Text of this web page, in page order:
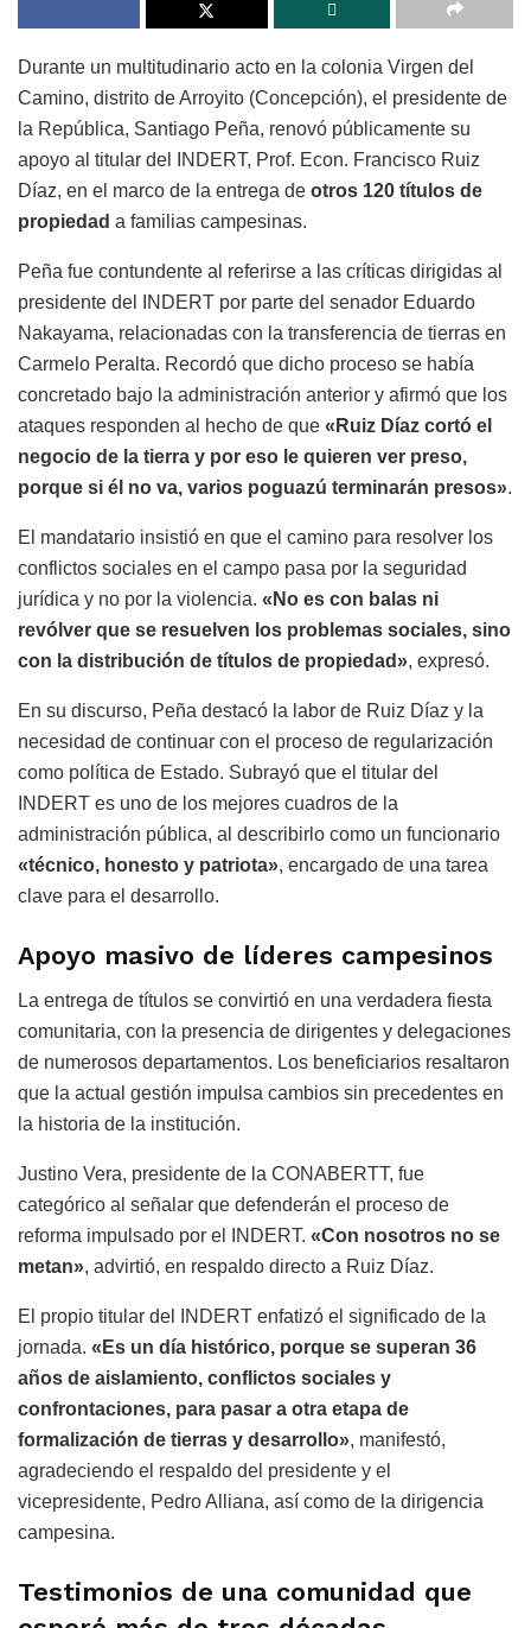
Durante un multitudinario acto en la colonia Virgen del
Camino, distrito de Arroyito (Concepción), el presidente de
la República, Santiago Peña, renovó públicamente su
apoyo al titular del INDERT, Prof. Econ. Francisco Ruiz
Díaz, en el marco de la entrega de otros 120 títulos de
propiedad a familias campesinas.
Peña fue contundente al referirse a las críticas dirigidas al
presidente del INDERT por parte del senador Eduardo
Nakayama, relacionadas con la transferencia de tierras en
Carmelo Peralta. Recordó que dicho proceso se había
concretado bajo la administración anterior y afirmó que los
ataques responden al hecho de que «Ruiz Díaz cortó el
negocio de la tierra y por eso le quieren ver preso,
porque si él no va, varios poguazú terminarán presos».
El mandatario insistió en que el camino para resolver los
conflictos sociales en el campo pasa por la seguridad
jurídica y no por la violencia. «No es con balas ni
revólver que se resuelven los problemas sociales, sino
con la distribución de títulos de propiedad», expresó.
En su discurso, Peña destacó la labor de Ruiz Díaz y la
necesidad de continuar con el proceso de regularización
como política de Estado. Subrayó que el titular del
INDERT es uno de los mejores cuadros de la
administración pública, al describirlo como un funcionario
«técnico, honesto y patriota», encargado de una tarea
clave para el desarrollo.
Apoyo masivo de líderes campesinos
La entrega de títulos se convirtió en una verdadera fiesta
comunitaria, con la presencia de dirigentes y delegaciones
de numerosos departamentos. Los beneficiarios resaltaron
que la actual gestión impulsa cambios sin precedentes en
la historia de la institución.
Justino Vera, presidente de la CONABERTT, fue
categórico al señalar que defenderán el proceso de
reforma impulsado por el INDERT. «Con nosotros no se
metan», advirtió, en respaldo directo a Ruiz Díaz.
El propio titular del INDERT enfatizó el significado de la
jornada. «Es un día histórico, porque se superan 36
años de aislamiento, conflictos sociales y
confrontaciones, para pasar a otra etapa de
formalización de tierras y desarrollo», manifestó,
agradeciendo el respaldo del presidente y el
vicepresidente, Pedro Alliana, así como de la dirigencia
campesina.
Testimonios de una comunidad que